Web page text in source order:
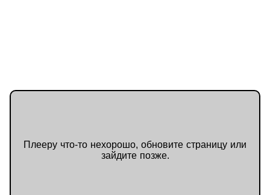
Плееру что-то нехорошо, обновите страницу или
зайдите позже.